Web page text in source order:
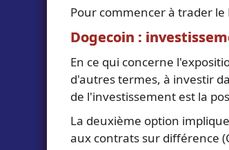
Pour commencer à trader
Dogecoin :
En ce qui concerne
d'autres termes, à investir
de l'investissement est la
La deuxième option
aux contrats sur différence